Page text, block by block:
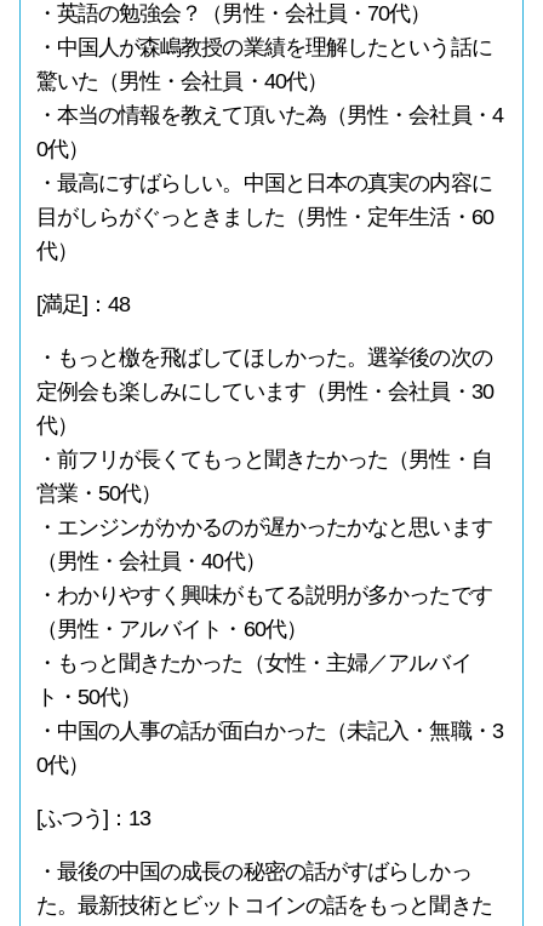
・英語の勉強会？（男性・会社員・70代）
・中国人が森嶋教授の業績を理解したという話に
驚いた（男性・会社員・40代）
・本当の情報を教えて頂いた為（男性・会社員・4
0代）
・最高にすばらしい。中国と日本の真実の内容に
目がしらがぐっときました（男性・定年生活・60
代）
[満足]：48
・もっと檄を飛ばしてほしかった。選挙後の次の
定例会も楽しみにしています（男性・会社員・30
代）
・前フリが長くてもっと聞きたかった（男性・自
営業・50代）
・エンジンがかかるのが遅かったかなと思います
（男性・会社員・40代）
・わかりやすく興味がもてる説明が多かったです
（男性・アルバイト・60代）
・もっと聞きたかった（女性・主婦／アルバイ
ト・50代）
・中国の人事の話が面白かった（未記入・無職・3
0代）
[ふつう]：13
・最後の中国の成長の秘密の話がすばらしかっ
た。最新技術とビットコインの話をもっと聞きた